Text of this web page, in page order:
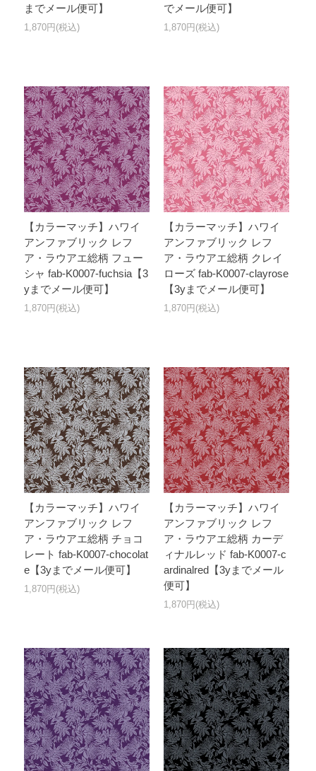
までメール便可】
1,870円(税込)
でメール便可】
1,870円(税込)
【カラーマッチ】ハワイ
アンファブリック レフ
ア・ラウアエ総柄 フュー
シャ fab-K0007-fuchsia【3
yまでメール便可】
1,870円(税込)
【カラーマッチ】ハワイ
アンファブリック レフ
ア・ラウアエ総柄 クレイ
ローズ fab-K0007-clayrose
【3yまでメール便可】
1,870円(税込)
【カラーマッチ】ハワイ
アンファブリック レフ
ア・ラウアエ総柄 チョコ
レート fab-K0007-chocolat
e【3yまでメール便可】
1,870円(税込)
【カラーマッチ】ハワイ
アンファブリック レフ
ア・ラウアエ総柄 カーデ
ィナルレッド fab-K0007-c
ardinalred【3yまでメール
便可】
1,870円(税込)